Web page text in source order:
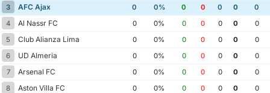
3
AFC Ajax 0 0% 0 0 0 0
0
4
Al Nassr FC 0 0% 0 0 0 0
0
5
Club Alianza Lima 0 0% 0 0 0 0
0
6
UD Almeria 0 0% 0 0 0 0
0
7
Arsenal FC 0 0% 0 0 0 0
0
8
Aston Villa FC 0 0% 0 0 0 0
0